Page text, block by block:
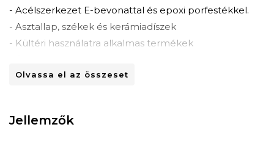
- Acélszerkezet E-bevonattal és epoxi porfestékkel.
- Asztallap, székek és kerámiadíszek
- Kültéri használatra alkalmas termékek
- Ülésmagasság: 46 cm
Olvassa el az összeset
Jellemzők